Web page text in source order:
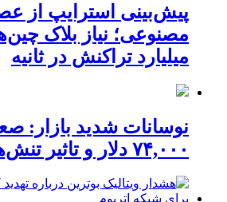
پیش‌بینی استرایپ از
میلیارد تراکنش در ثانیه
نوسانات شدید بازار:
۷۴,۰۰۰ دلار و تاثیر تنش‌های خاورمیانه